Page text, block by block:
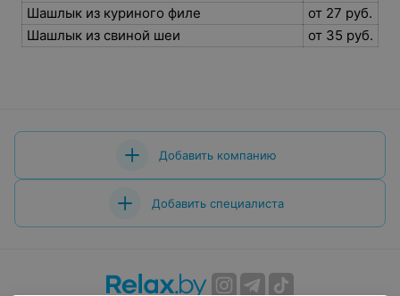
Шашлык из куриного филе
от 27 руб.
Шашлык из свиной шеи
от 35 руб.
Добавить компанию
Добавить специалиста